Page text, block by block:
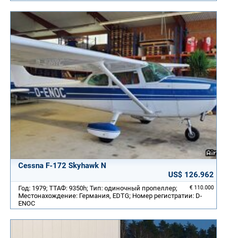
Cessna F-172 Skyhawk N
US$ 126.962
€ 110.000
Год: 1979; ТТАФ: 9350h; Тип: одиночный пропеллер;
Местонахождение: Германия, EDTG; Номер регистратии: D-
ENOC